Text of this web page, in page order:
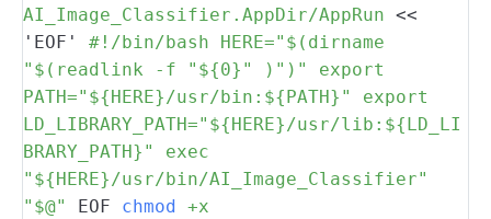
AI_Image_Classifier.AppDir/AppRun <<
'EOF'
#!/bin/bash
HERE="$(dirname
"$(readlink -f "${0}" )")"
export
PATH="${HERE}/usr/bin:${PATH}"
export
LD_LIBRARY_PATH="${HERE}/usr/lib:${LD_LI
BRARY_PATH}"
exec
"${HERE}/usr/bin/AI_Image_Classifier"
"$@"
EOF chmod +x